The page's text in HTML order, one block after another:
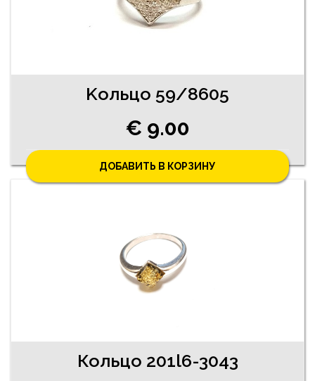
Kольцо 59/8605
€ 9.00
ДОБАВИТЬ В КОРЗИНУ
Кольцо 201l6-3043